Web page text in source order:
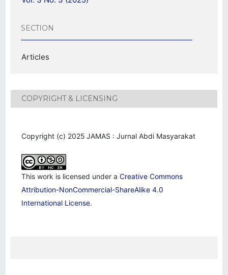
SECTION
Articles
COPYRIGHT & LICENSING
Copyright (c) 2025 JAMAS : Jurnal Abdi Masyarakat
This work is licensed under aCreative Commons
Attribution-NonCommercial-ShareAlike 4.0
International License.